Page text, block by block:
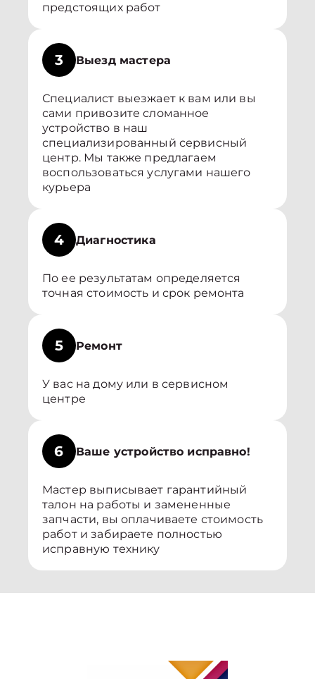
предстоящих работ
3 Выезд мастера
Специалист выезжает к вам или вы
сами привозите сломанное
устройство в наш
специализированный сервисный
центр. Мы также предлагаем
воспользоваться услугами нашего
курьера
4 Диагностика
По ее результатам определяется
точная стоимость и срок ремонта
5 Ремонт
У вас на дому или в сервисном
центре
6 Ваше устройство исправно!
Мастер выписывает гарантийный
талон на работы и замененные
запчасти, вы оплачиваете стоимость
работ и забираете полностью
исправную технику